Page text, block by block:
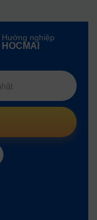
Hướng nghiệp
HOCMAI